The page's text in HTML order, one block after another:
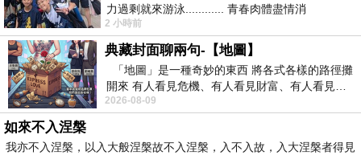
力過剩就來游泳............ 青春肉體盡情消
磨............ 晚餐不必
2 小時前
典藏封面聊兩句-【地圖】
「地圖」是一種奇妙的東西 將各式各樣的路徑攤
開來 有人看見危機、有人看見財富、有人看見…
從中可以發掘出不同的
2026-08-09
如來不入涅槃
我亦不入涅槃，以入大般涅槃故不入涅槃，入不入故，入大涅槃者得見